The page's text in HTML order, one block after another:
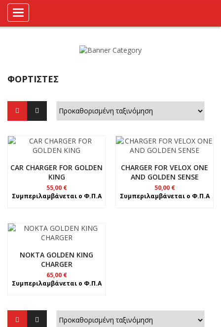
Toggle
navigation
ΦΟΡΤΙΣΤΈΣ
CAR CHARGER FOR GOLDEN
KING
55,00 €
Συμπεριλαμβάνεται ο Φ.Π.Α
CHARGER FOR VELOX ONE
AND GOLDEN SENSE
50,00 €
Συμπεριλαμβάνεται ο Φ.Π.Α
NOKTA GOLDEN KING
CHARGER
65,00 €
Συμπεριλαμβάνεται ο Φ.Π.Α